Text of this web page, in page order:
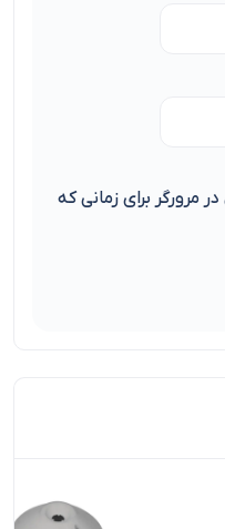
مرورگر برای زمانی که